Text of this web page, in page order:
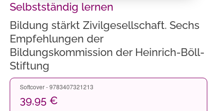
Selbstständig lernen
Bildung stärkt Zivilgesellschaft. Sechs
Empfehlungen der
Bildungskommission der Heinrich-Böll-
Stiftung
Softcover - 9783407321213
39,95 €